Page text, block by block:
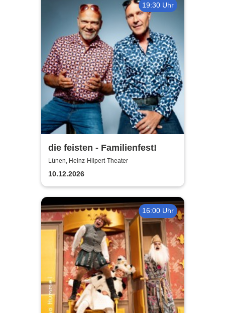
19:30 Uhr
die feisten - Familienfest!
Lünen, Heinz-Hilpert-Theater
10.12.2026
16:00 Uhr